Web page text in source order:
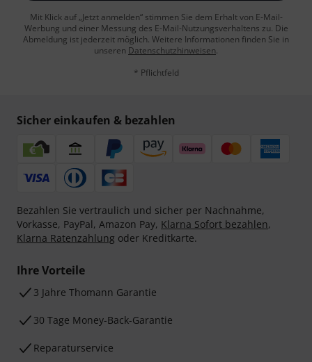
Mit Klick auf „Jetzt anmelden“ stimmen Sie dem Erhalt von E-Mail-
Werbung und einer Messung des E-Mail-Nutzungsverhaltens zu. Die
Abmeldung ist jederzeit möglich. Weitere Informationen finden Sie in
unseren Datenschutzhinweisen.
* Pflichtfeld
Sicher einkaufen & bezahlen
Bezahlen Sie vertraulich und sicher per Nachnahme,
Vorkasse, PayPal, Amazon Pay, Klarna Sofort bezahlen,
Klarna Ratenzahlung oder Kreditkarte.
Ihre Vorteile
3 Jahre Thomann Garantie
30 Tage Money-Back-Garantie
Reparaturservice